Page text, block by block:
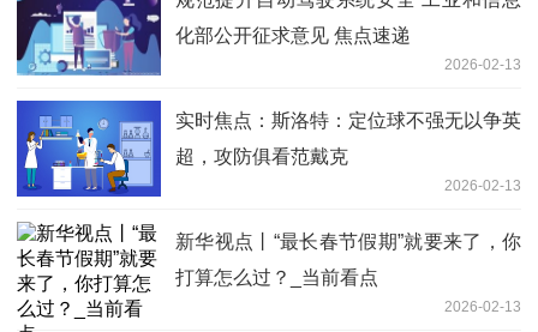
化部公开征求意见 焦点速递
2026-02-13
实时焦点：斯洛特：定位球不强无以争英
超，攻防俱看范戴克
2026-02-13
新华视点丨“最长春节假期”就要来了，你
打算怎么过？_当前看点
2026-02-13